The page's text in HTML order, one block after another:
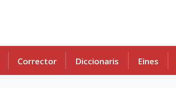
Corrector Diccionaris Eines